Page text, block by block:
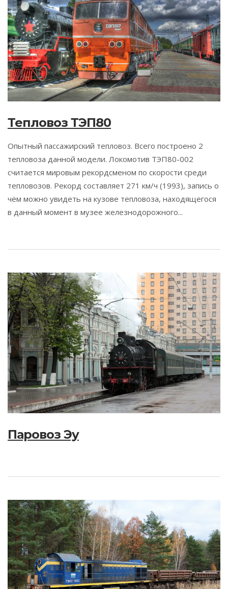
Тепловоз ТЭП80
Опытный пассажирский тепловоз. Всего построено 2
тепловоза данной модели. Локомотив ТЭП80-002
считается мировым рекордсменом по скорости среди
тепловозов. Рекорд составляет 271 км/ч (1993), запись о
чём можно увидеть на кузове тепловоза, находящегося
в данный момент в музее железнодорожного...
Паровоз Эу